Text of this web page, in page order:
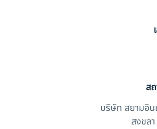
ส
บริษัท สยามอิน
สงขล